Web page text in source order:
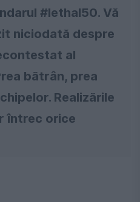
#lethal50. Vă
niciodată despre
al
bătrân, prea
Realizările
întrec orice